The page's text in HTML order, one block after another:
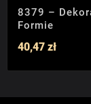
8379 –
Formie
40,47 zł